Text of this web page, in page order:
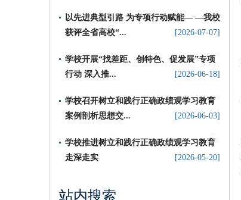
以先进典型引路 为专项行动赋能— —我校
获评全省高校“...
[2026-07-07]
​学校开展“找差距、创特色、促发展”专项
行动 深入推...
[2026-06-18]
学校召开树立和践行正确政绩观学习教育
案例剖析思想交...
[2026-06-03]
学校推进树立和践行正确政绩观学习教育
走深走实
[2026-05-20]
站内搜索